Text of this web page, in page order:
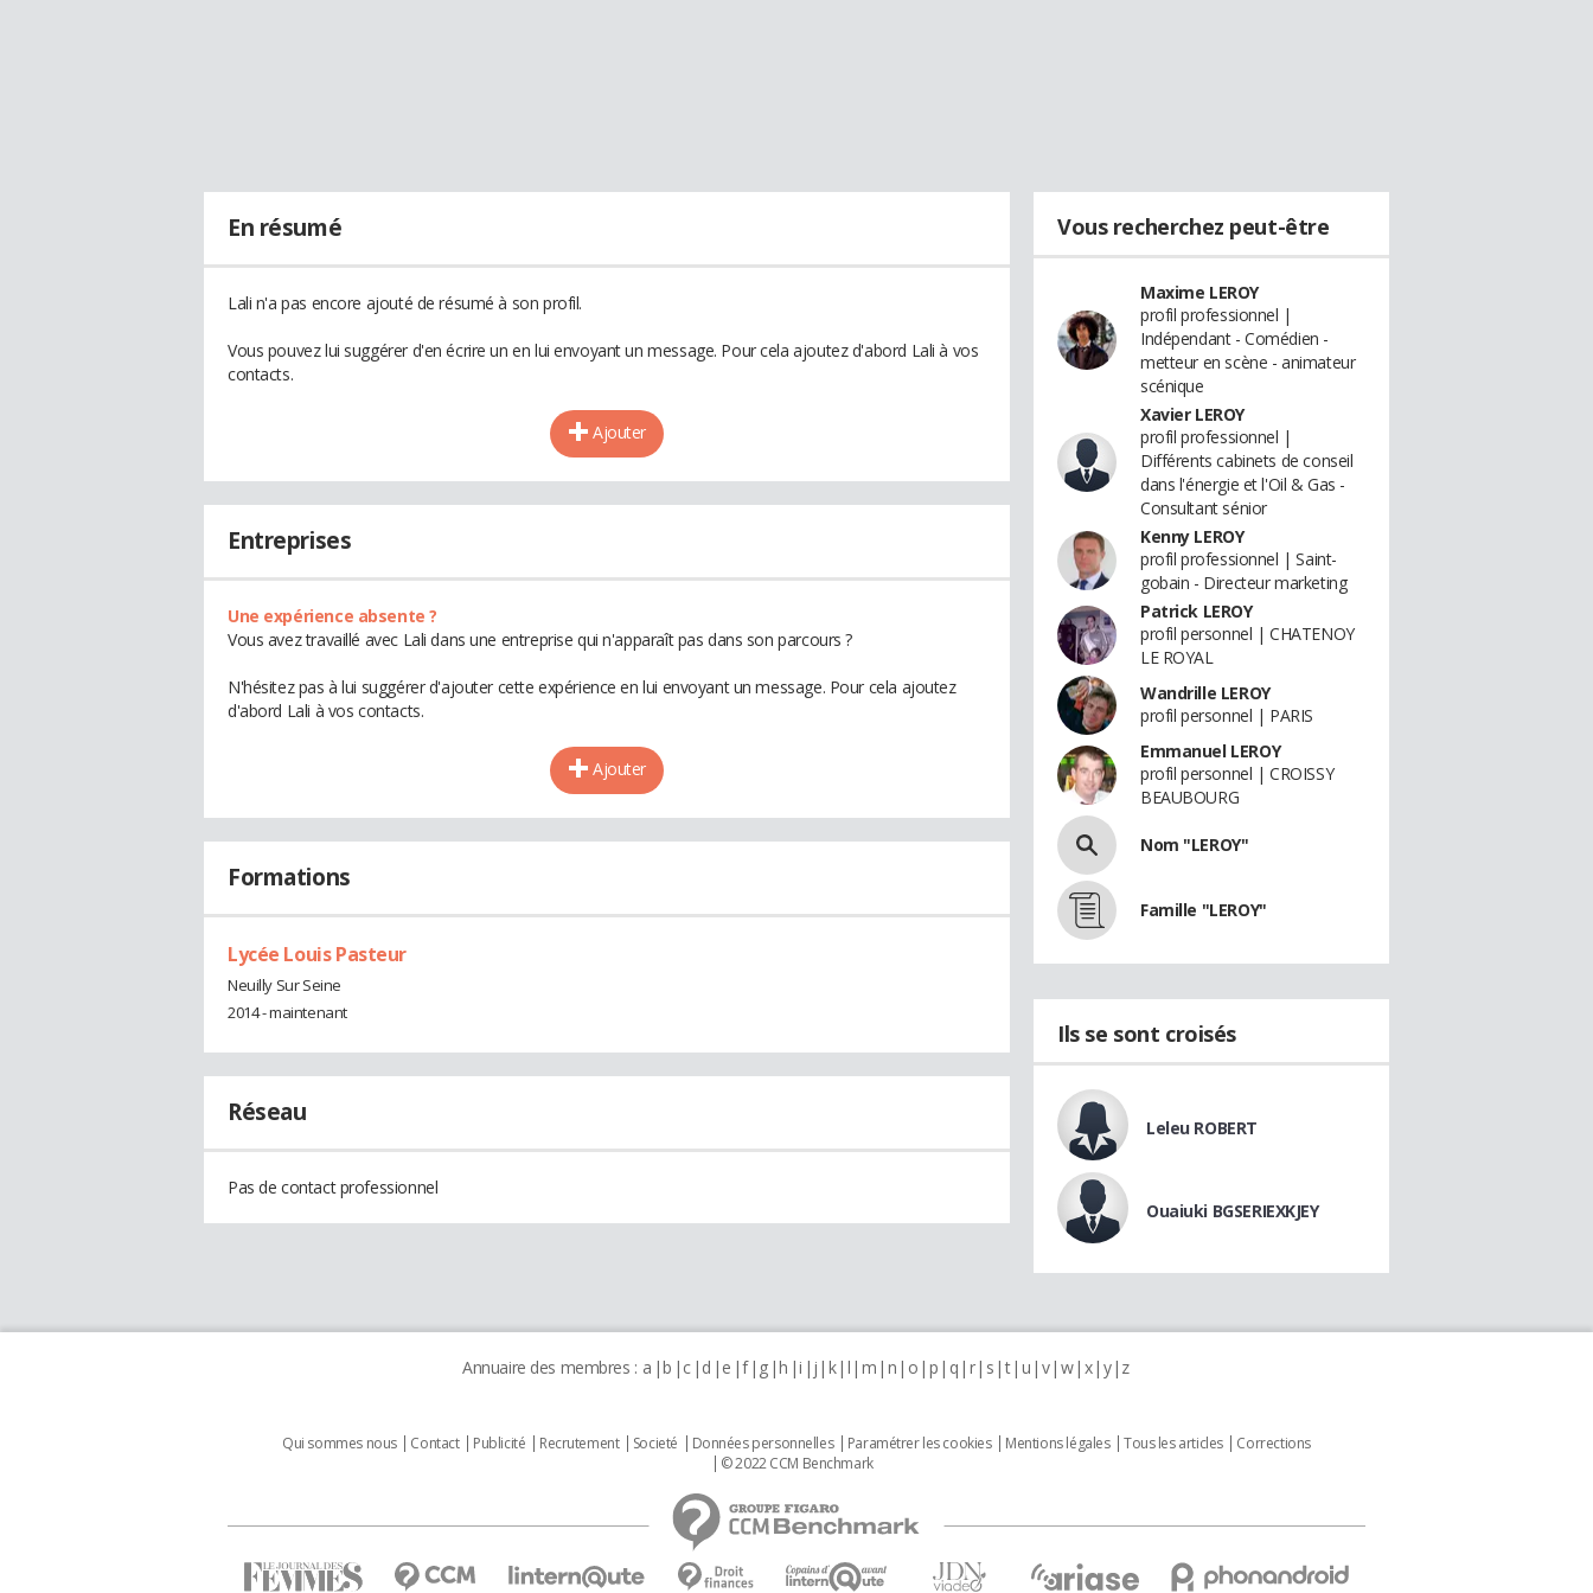
En résumé
Lali n'a pas encore ajouté de résumé à son profil.
Vous pouvez lui suggérer d'en écrire un en lui envoyant un message. Pour cela ajoutez d'abord Lali à vos
contacts.
Ajouter
Entreprises
Une expérience absente ?
Vous avez travaillé avec Lali dans une entreprise qui n'apparaît pas dans son parcours ?
N'hésitez pas à lui suggérer d'ajouter cette expérience en lui envoyant un message. Pour cela ajoutez
d'abord Lali à vos contacts.
Ajouter
Formations
Lycée Louis Pasteur
Neuilly Sur Seine
2014 - maintenant
Réseau
Pas de contact professionnel
Vous recherchez peut-être
Maxime LEROY
profil professionnel |
Indépendant - Comédien -
metteur en scène - animateur
scénique
Xavier LEROY
profil professionnel |
Différents cabinets de conseil
dans l'énergie et l'Oil & Gas -
Consultant sénior
Kenny LEROY
profil professionnel | Saint-
gobain - Directeur marketing
Patrick LEROY
profil personnel | CHATENOY
LE ROYAL
Wandrille LEROY
profil personnel | PARIS
Emmanuel LEROY
profil personnel | CROISSY
BEAUBOURG
Nom "LEROY"
Famille "LEROY"
Ils se sont croisés
Leleu ROBERT
Ouaiuki BGSERIEXKJEY
Annuaire des membres : a b c d e f g h i j k l m n o p q r s t u v w x y z
Qui sommes nous Contact Publicité Recrutement Societé Données personnelles Paramétrer les cookies Mentions légales Tous les articles
Corrections
© 2022 CCM Benchmark